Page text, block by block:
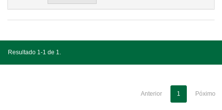
Resultado 1-1 de 1.
Anterior 1 Póximo